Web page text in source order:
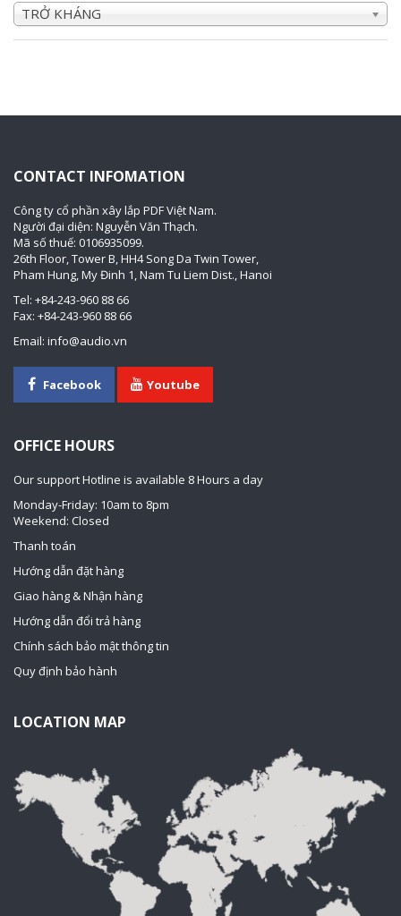
TRỞ KHÁNG
CONTACT INFOMATION
Công ty cổ phần xây lắp PDF Việt Nam.
Người đại diện: Nguyễn Văn Thạch.
Mã số thuế: 0106935099.
26th Floor, Tower B, HH4 Song Da Twin Tower,
Pham Hung, My Đinh 1, Nam Tu Liem Dist., Hanoi
Tel: +84-243-960 88 66
Fax: +84-243-960 88 66
Email: info@audio.vn
Facebook Youtube
OFFICE HOURS
Our support Hotline is available 8 Hours a day
Monday-Friday: 10am to 8pm
Weekend: Closed
Thanh toán
Hướng dẫn đặt hàng
Giao hàng & Nhận hàng
Hướng dẫn đổi trả hàng
Chính sách bảo mật thông tin
Quy định bảo hành
LOCATION MAP